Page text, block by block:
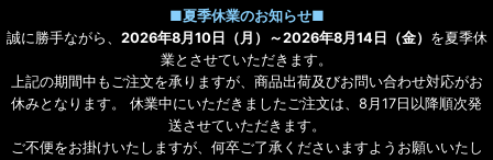
■夏季休業のお知らせ■
誠に勝手ながら、 2026年8月10日（月）～2026年8月14日（金） を夏季休
業とさせていただきます。
上記の期間中もご注文を承りますが、商品出荷及びお問い合わせ対応がお
休みとなります。 休業中にいただきましたご注文は、8月17日以降順次発
送させていただきます。
ご不便をお掛けいたしますが、何卒ご了承くださいますようお願いいたし